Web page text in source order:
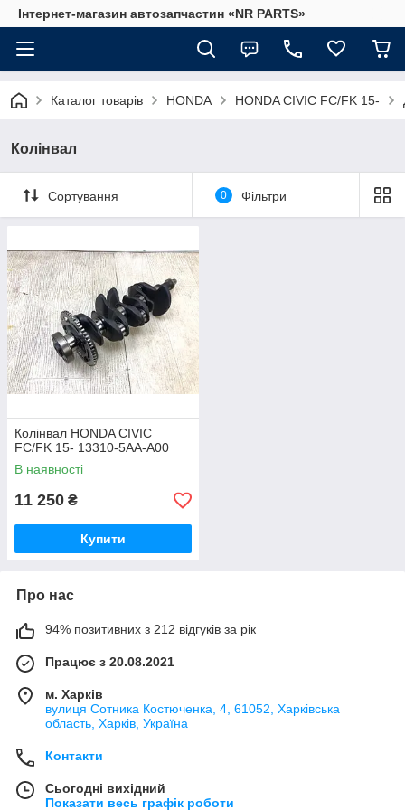
Інтернет-магазин автозапчастин «NR PARTS»
Каталог товарів HONDA HONDA CIVIC FC/FK 15-
Колінвал
Сортування 0 Фільтри
Колінвал HONDA CIVIC
FC/FK 15- 13310-5AA-A00
В наявності
11 250 ₴
Купити
Про нас
94% позитивних з 212 відгуків за рік
Працює з 20.08.2021
м. Харків
вулиця Сотника Костюченка, 4, 61052, Харківська
область, Харків, Україна
Контакти
Сьогодні вихідний
Показати весь графік роботи